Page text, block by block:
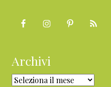
Archivi
Archivi